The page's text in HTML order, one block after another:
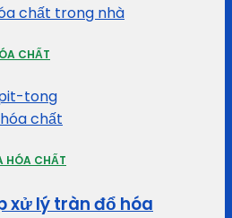
chất trong nhà
CHẤT
tong
chất
HÓA CHẤT
xử lý tràn đổ hóa